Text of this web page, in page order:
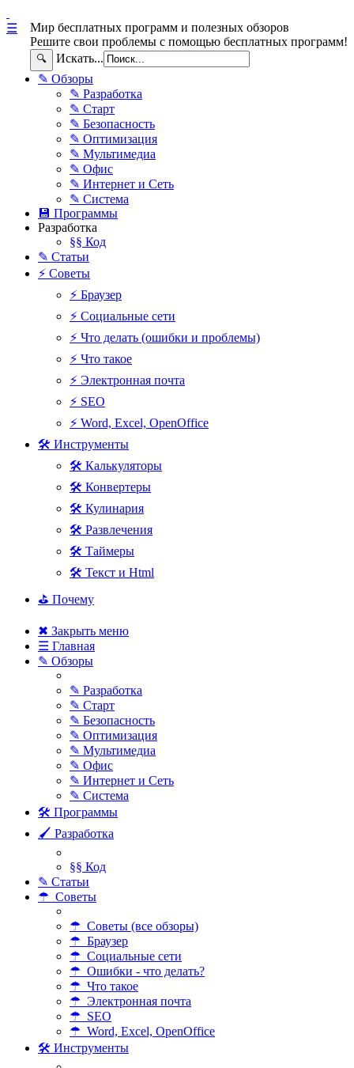
Мир бесплатных программ и полезных обзоров
Решите свои проблемы с помощью бесплатных программ!
🔍 Искать...
☰
✎ Обзоры
✎ Разработка
✎ Старт
✎ Безопасность
✎ Оптимизация
✎ Мультимедиа
✎ Офис
✎ Интернет и Сеть
✎ Система
💾 Программы
Разработка
§§ Код
✎ Статьи
⚡ Советы
⚡ Браузер
⚡ Социальные сети
⚡ Что делать (ошибки и проблемы)
⚡ Что такое
⚡ Электронная почта
⚡ SEO
⚡ Word, Excel, OpenOffice
🛠 Инструменты
🛠 Калькуляторы
🛠 Конвертеры
🛠 Кулинария
🛠 Развлечения
🛠 Таймеры
🛠 Текст и Html
⛳ Почему
✖ Закрыть меню
☰ Главная
✎ Обзоры
✎ Разработка
✎ Старт
✎ Безопасность
✎ Оптимизация
✎ Мультимедиа
✎ Офис
✎ Интернет и Сеть
✎ Система
🛠 Программы
🖌 Разработка
§§ Код
✎ Статьи
☂ Советы
☂ Советы (все обзоры)
☂ Браузер
☂ Социальные сети
☂ Ошибки - что делать?
☂ Что такое
☂ Электронная почта
☂ SEO
☂ Word, Excel, OpenOffice
🛠 Инструменты